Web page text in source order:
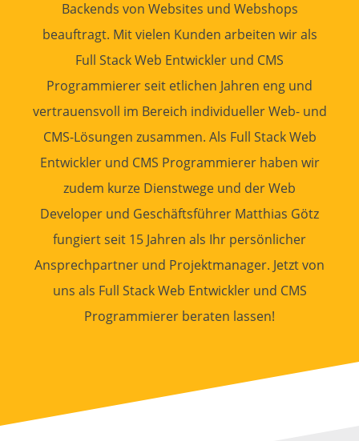
Backends von Websites und Webshops
beauftragt. Mit vielen Kunden arbeiten wir als
Full StackWeb Entwickler und CMS
Programmiererseit etlichen Jahren eng und
vertrauensvoll im Bereich individueller Web- und
CMS-Lösungen zusammen. Als Full StackWeb
Entwicklerund CMS Programmiererhaben wir
zudem kurze Dienstwege und der Web
Developer und Geschäftsführer Matthias Götz
fungiert seit 15 Jahren als Ihr persönlicher
Ansprechpartner und Projektmanager. Jetzt von
uns als Full StackWeb Entwicklerund CMS
Programmierer beraten lassen!